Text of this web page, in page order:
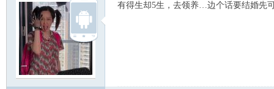
有得生却5生，去领养…边个话要结婚先